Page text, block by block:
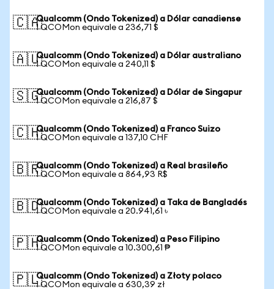
🇨🇦Qualcomm (Ondo Tokenized) a Dólar canadiense
1 QCOMon equivale a 236,71 $
🇦🇺Qualcomm (Ondo Tokenized) a Dólar australiano
1 QCOMon equivale a 240,11 $
🇸🇬Qualcomm (Ondo Tokenized) a Dólar de Singapur
1 QCOMon equivale a 216,87 $
🇨🇭Qualcomm (Ondo Tokenized) a Franco Suizo
1 QCOMon equivale a 137,10 CHF
🇧🇷Qualcomm (Ondo Tokenized) a Real brasileño
1 QCOMon equivale a 864,93 R$
🇧🇩Qualcomm (Ondo Tokenized) a Taka de Bangladés
1 QCOMon equivale a 20.941,61 ৳
🇵🇭Qualcomm (Ondo Tokenized) a Peso Filipino
1 QCOMon equivale a 10.300,61 ₱
🇵🇱Qualcomm (Ondo Tokenized) a Złoty polaco
1 QCOMon equivale a 630,39 zł